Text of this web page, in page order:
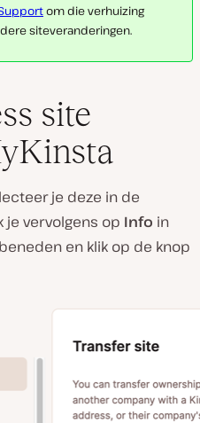
om die verhuizing
siteveranderingen.
site
je deze in de
je vervolgens op Info in
en klik op de knop